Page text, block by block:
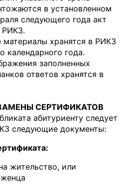
в установленном
следующего года акт
РИКЗ.
хранятся в РИКЗ
календарного года.
заполненных
ответов хранятся в
СЕРТИФИКАТОВ
абитуриенту следует
следующие документы:
жительство, или